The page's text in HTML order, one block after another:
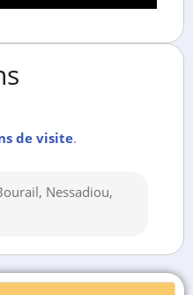
de visite.
Nessadiou,